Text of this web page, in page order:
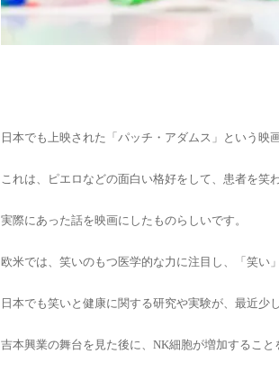
日本でも上映された「パッチ・アダムス」という映
これは、ピエロなどの面白い格好をして、患者を笑
実際にあった話を映画にしたものらしいです。
欧米では、笑いのもつ医学的な力に注目し、「笑い
日本でも笑いと健康に関する研究や実験が、最近少
吉本興業の舞台を見た後に、NK細胞が増加すること